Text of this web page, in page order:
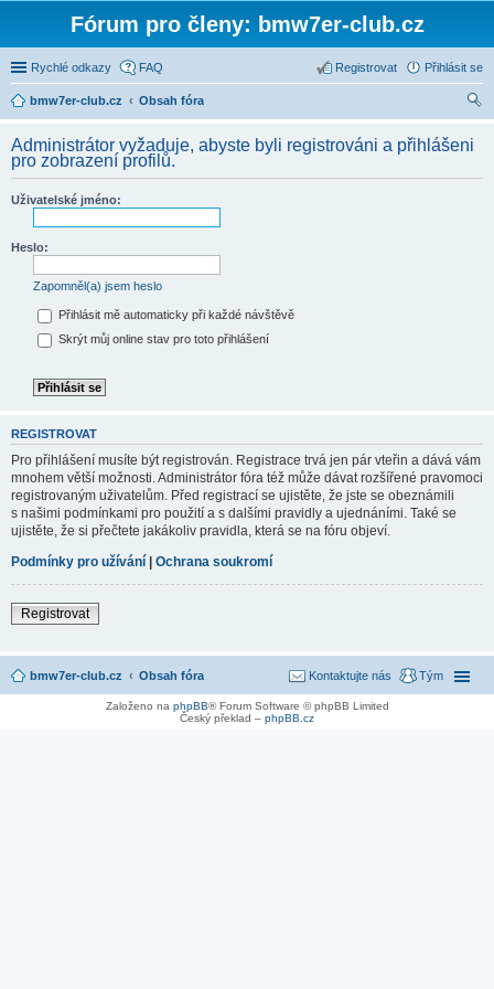
Fórum pro členy: bmw7er-club.cz
Rychlé odkazy FAQ Přihlásit se
Registrovat
bmw7er-club.cz
Obsah fóra
Administrátor vyžaduje, abyste byli registrováni a přihlášeni
pro zobrazení profilů.
Uživatelské jméno:
Heslo:
Zapomněl(a) jsem heslo
Přihlásit mě automaticky při každé návštěvě
Skrýt můj online stav pro toto přihlášení
REGISTROVAT
Pro přihlášení musíte být registrován. Registrace trvá jen pár vteřin a dává vám
mnohem větší možnosti. Administrátor fóra též může dávat rozšířené pravomoci
registrovaným uživatelům. Před registrací se ujistěte, že jste se obeznámili
s našimi podmínkami pro použití a s dalšími pravidly a ujednáními. Také se
ujistěte, že si přečtete jakákoliv pravidla, která se na fóru objeví.
Podmínky pro užívání | Ochrana soukromí
Registrovat
bmw7er-club.cz Obsah fóra Tým
Kontaktujte nás
Založeno na phpBB® Forum Software © phpBB Limited
Český překlad – phpBB.cz